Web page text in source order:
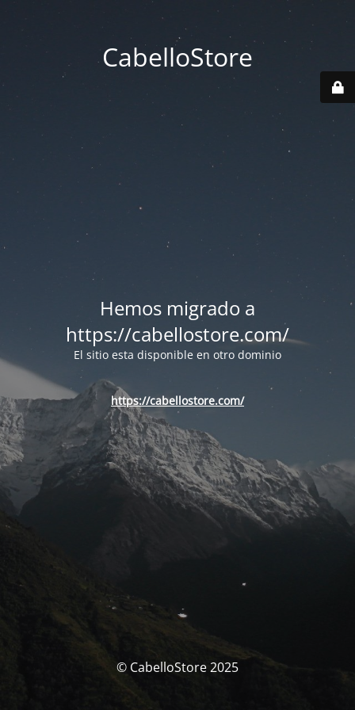
CabelloStore
Hemos migrado a
https://cabellostore.com/
El sitio esta disponible en otro dominio
https://cabellostore.com/
© CabelloStore 2025